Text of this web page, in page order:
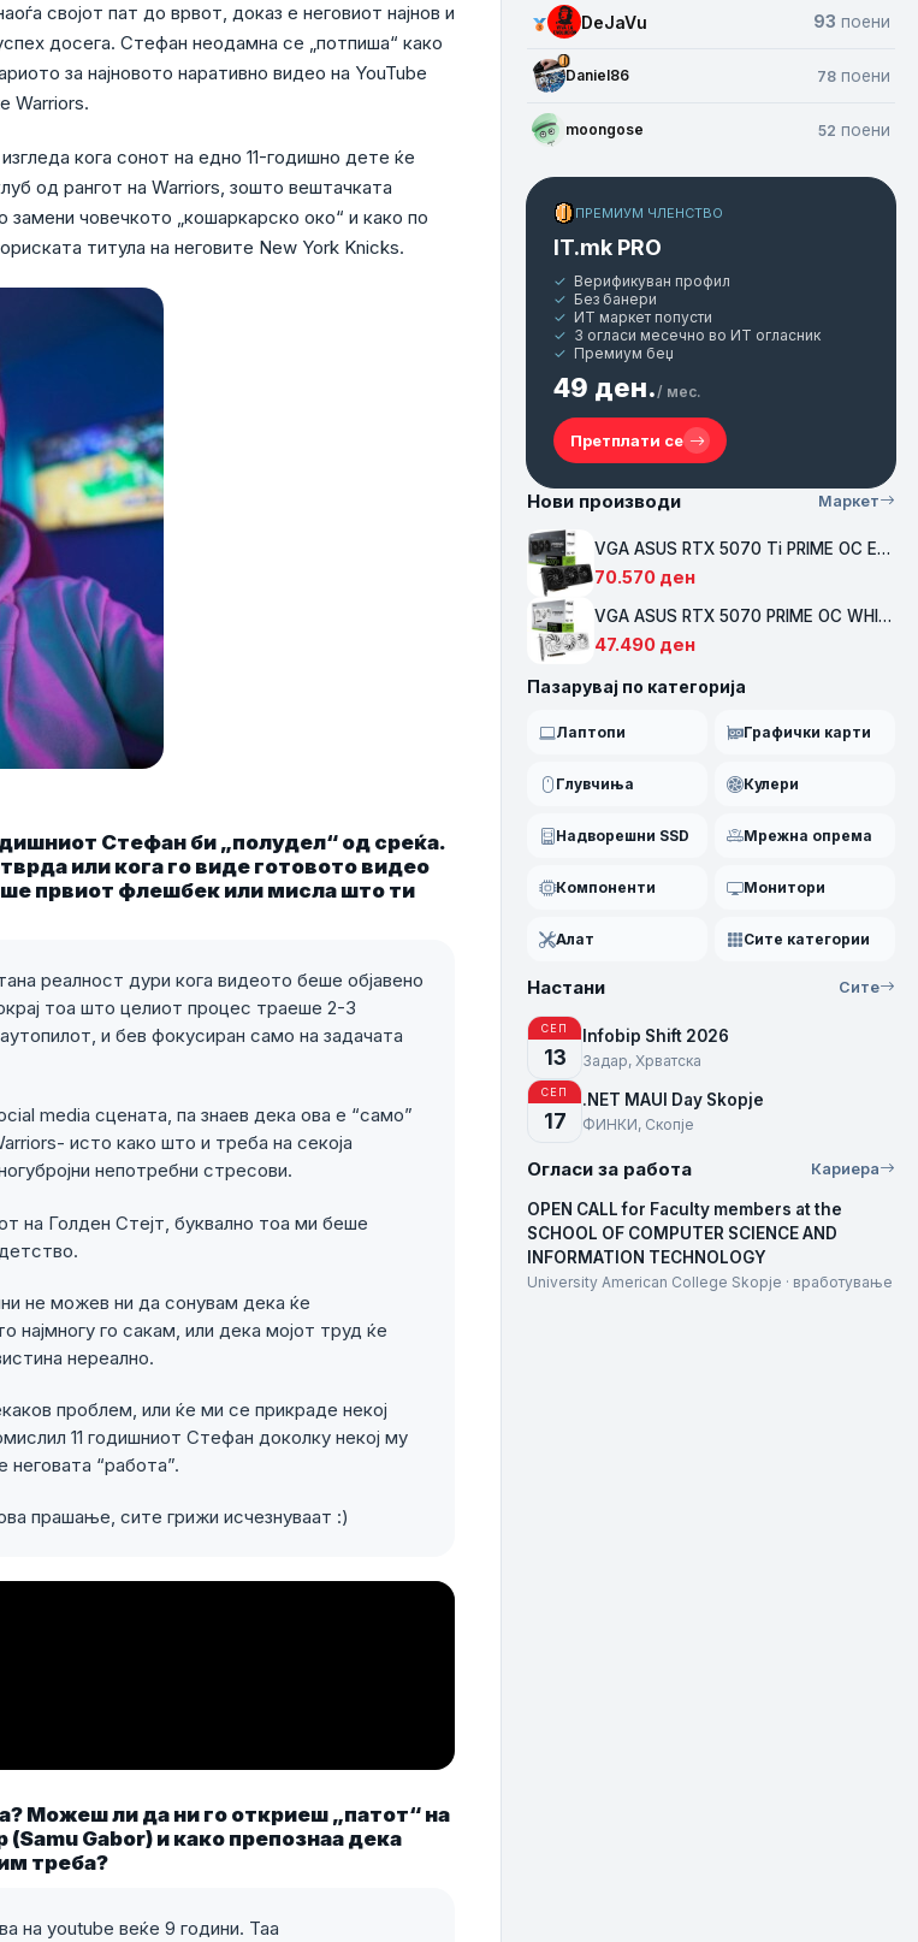
својот пат до врвот, доказ е неговиот најнов и
досега. Стефан неодамна се „потпиша“ како
за најновото наративно видео на YouTube
Warriors.
кога сонот на едно 11-годишно дете ќе
од рангот на Warriors, зошто вештачката
замени човечкото „кошаркарско око“ и како по
титула на неговите New York Knicks.
Стефан би „полудел“ од среќа.
или кога го виде готовото видео
првиот флешбек или мисла што ти
реалност дури кога видеото беше објавено
тоа што целиот процес траеше 2-3
и бев фокусиран само на задачата
media сцената, па знаев дека ова е “само”
исто како што и треба на секоја
непотребни стресови.
на Голден Стејт, буквално тоа ми беше
не можев ни да сонувам дека ќе
најмногу го сакам, или дека мојот труд ќе
нереално.
проблем, или ќе ми се прикраде некој
11 годишниот Стефан доколку некој му
“работа”.
прашање, сите грижи исчезнуваат :)
Можеш ли да ни го откриеш „патот“ на
(Samu Gabor) и како препознаа дека
треба?
на youtube веќе 9 години. Таа
DeJaVu 93 поени
Daniel86 78 поени
moongose 52 поени
ПРЕМИУМ ЧЛЕНСТВО
IT.mk PRO
Верификуван профил
Без банери
ИТ маркет попусти
3 огласи месечно во ИТ огласник
Премиум беџ
49 ден./ мес.
Претплати се
Нови производи Маркет
VGA ASUS RTX 5070 Ti PRIME OC Edition 16GB GDDR7, 3xDP, 1xHDMI, 90YV0MF0-M0NA00
70.570 ден
VGA ASUS RTX 5070 PRIME OC WHITE 12GB GDDR7, 3xDP, 1xHDMI, 90YV0M19-M0NA00
47.490 ден
Пазарувај по категорија
Лаптопи Графички карти
Глувчиња Кулери
Надворешни SSD Мрежна опрема
Компоненти Монитори
Алат Сите категории
Настани Сите
СЕП
13
Infobip Shift 2026
Задар, Хрватска
СЕП
17
.NET MAUI Day Skopje
ФИНКИ, Скопје
Огласи за работа Кариера
OPEN CALL for Faculty members at the
SCHOOL OF COMPUTER SCIENCE AND
INFORMATION TECHNOLOGY
University American College Skopje · вработување